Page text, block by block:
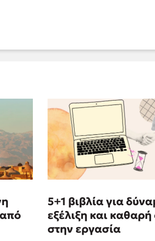
5+1 βιβλία για
εξέλιξη και
στην εργασία